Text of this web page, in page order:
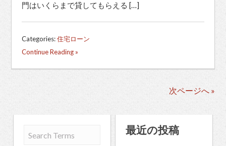
門はいくらまで貸してもらえる […]
Categories:住宅ローン
Continue Reading »
次ページへ »
最近の投稿